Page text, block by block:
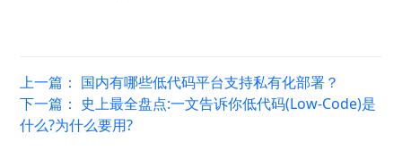
上一篇： 国内有哪些低代码平台支持私有化部署？
下一篇： 史上最全盘点:一文告诉你低代码(Low-Code)是
什么?为什么要用?